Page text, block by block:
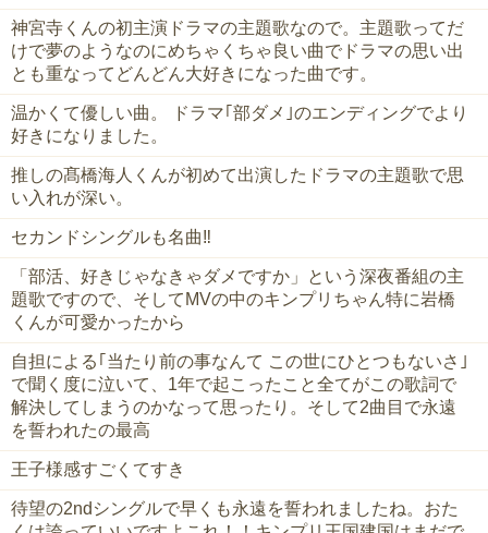
神宮寺くんの初主演ドラマの主題歌なので。主題歌ってだ
けで夢のようなのにめちゃくちゃ良い曲でドラマの思い出
とも重なってどんどん大好きになった曲です。
温かくて優しい曲。 ドラマ｢部ダメ｣のエンディングでより
好きになりました。
推しの髙橋海人くんが初めて出演したドラマの主題歌で思
い入れが深い。
セカンドシングルも名曲‼︎
「部活、好きじゃなきゃダメですか」という深夜番組の主
題歌ですので、そしてMVの中のキンプリちゃん特に岩橋
くんが可愛かったから
自担による｢当たり前の事なんて この世にひとつもないさ｣
で聞く度に泣いて、1年で起こったこと全てがこの歌詞で
解決してしまうのかなって思ったり。そして2曲目で永遠
を誓われたの最高
王子様感すごくてすき
待望の2ndシングルで早くも永遠を誓われましたね。おた